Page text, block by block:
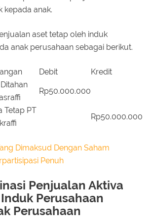
kepada anak.
aset tetap oleh induk
anak perusahaan sebagai berikut.
Debit Kredit
Rp50.000.000
Tetap PT
Rp50.000.000
Dimaksud Dengan Saham
Penuh
Penjualan Aktiva
Perusahaan
Perusahaan